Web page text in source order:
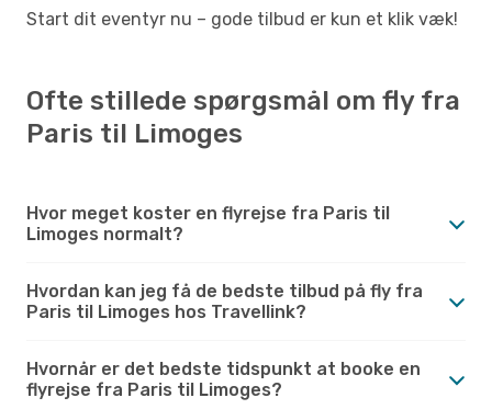
Start dit eventyr nu – gode tilbud er kun et klik væk!
Ofte stillede spørgsmål om fly fra
Paris til Limoges
Hvor meget koster en flyrejse fra Paris til
Limoges normalt?
Hvordan kan jeg få de bedste tilbud på fly fra
Paris til Limoges hos Travellink?
Hvornår er det bedste tidspunkt at booke en
flyrejse fra Paris til Limoges?